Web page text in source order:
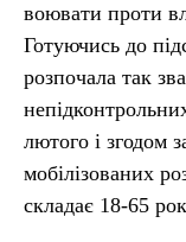
воювати проти
Готуючись до
розпочала так
лютого і згодом
мобілізованих
складає 18-65